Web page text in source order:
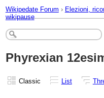
Wikipedate Forum › Elezioni,
wikipause
Phyrexian
Classic List